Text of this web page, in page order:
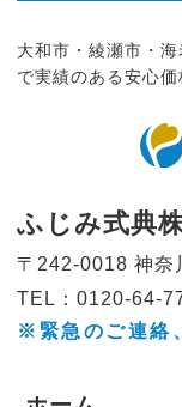
大和市・綾瀬市・
で実績のある安心
ふじみ式典
〒242-0018 神奈
TEL：0120-64-
※緊急のご連絡